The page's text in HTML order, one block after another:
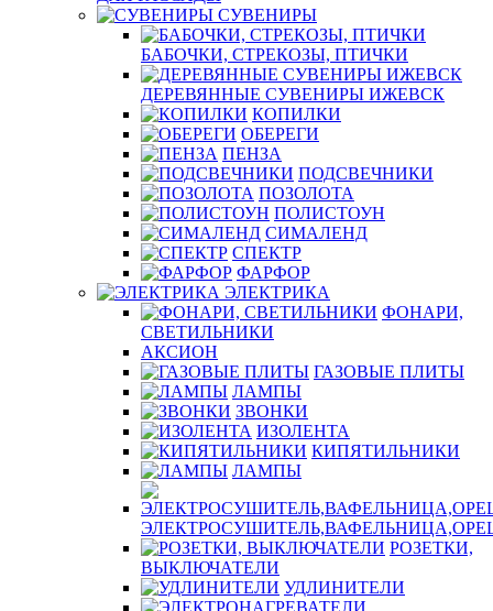
СУВЕНИРЫ
БАБОЧКИ, СТРЕКОЗЫ, ПТИЧКИ
ДЕРЕВЯННЫЕ СУВЕНИРЫ ИЖЕВСК
КОПИЛКИ
ОБЕРЕГИ
ПЕНЗА
ПОДСВЕЧНИКИ
ПОЗОЛОТА
ПОЛИСТОУН
СИМАЛЕНД
СПЕКТР
ФАРФОР
ЭЛЕКТРИКА
ФОНАРИ,
СВЕТИЛЬНИКИ
АКСИОН
ГАЗОВЫЕ ПЛИТЫ
ЛАМПЫ
ЗВОНКИ
ИЗОЛЕНТА
КИПЯТИЛЬНИКИ
ЛАМПЫ
РОЗЕТКИ,
ВЫКЛЮЧАТЕЛИ
УДЛИНИТЕЛИ